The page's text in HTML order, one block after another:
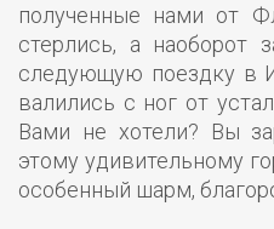
полученные нами от
стерлись, а наоборот
следующую поездку в
валились с ног от
Вами не хотели? Вы
этому удивительному
особенный шарм,